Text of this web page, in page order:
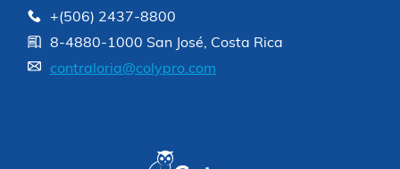
+(506) 2437-8800
8-4880-1000 San José, Costa Rica
contraloria@colypro.com